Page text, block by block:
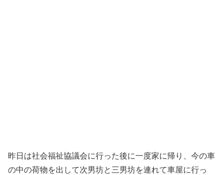
昨日は社会福祉協議会に行った後に一度家に帰り、今の車
の中の荷物を出して次男坊と三男坊を連れて車屋に行っ